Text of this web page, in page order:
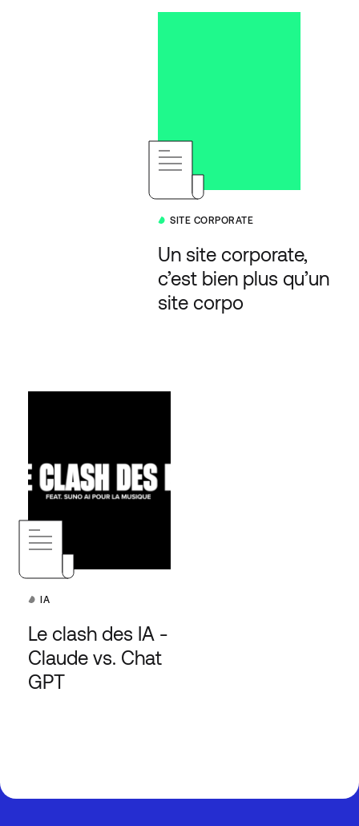
Un site corporate,
c’est bien plus qu’un
site corpo
SITE CORPORATE
Le clash des IA -
Claude vs. Chat
GPT
IA